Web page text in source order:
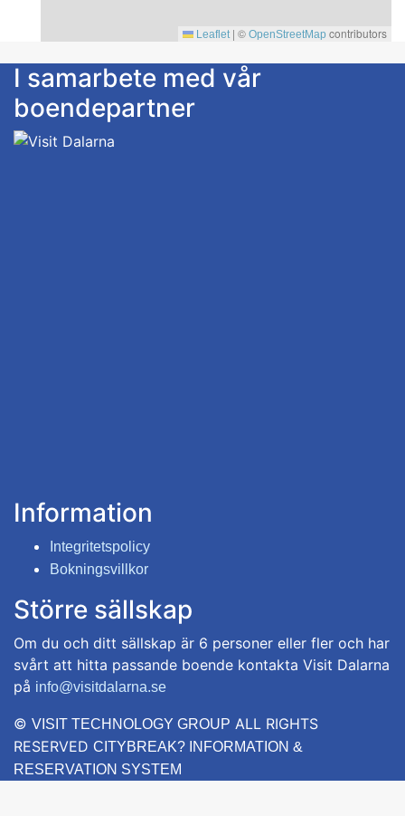
Leaflet | © OpenStreetMap contributors
I samarbete med vår
boendepartner
Information
Integritetspolicy
Bokningsvillkor
Större sällskap
Om du och ditt sällskap är 6 personer eller fler och har
svårt att hitta passande boende kontakta Visit Dalarna
på info@visitdalarna.se
© VISIT TECHNOLOGY GROUP ALL RIGHTS
RESERVED CITYBREAK? INFORMATION &
RESERVATION SYSTEM